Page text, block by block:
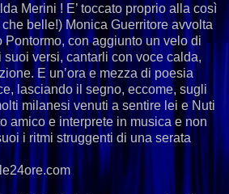
Merini ! E’ toccato proprio alla così
che belle!) Monica Guerritore avvolta
Pontormo, con aggiunto un velo di
versi, cantarli con voce calda,
E un’ora e mezza di poesia
lasciando il segno, eccome, sugli
milanesi venuti a sentire lei e Nuti
amico e interprete in musica e non
i ritmi struggenti di una serata